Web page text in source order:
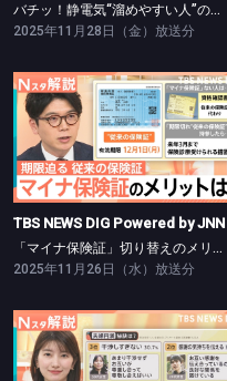
バチッ！静電気“溜めやすい人”の特徴は【Nスタ】
2025年11月28日（金）放送分
TBS NEWS DIG Powered by JNN
「マイナ保険証」切り替えのメリットは【Nスタ】
TBS NEWS DIG Powered by JNN
「マイナ保険証」切り替えのメリットは【Nスタ】
2025年11月26日（水）放送分
TBS NEWS DIG Powered by JNN